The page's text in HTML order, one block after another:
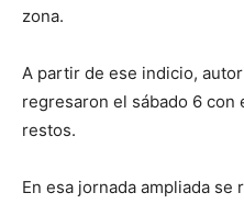
zona.
A partir de ese indicio,
regresaron el sábado 6 con
restos.
En esa jornada ampliada